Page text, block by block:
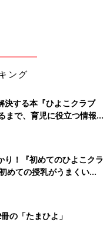
ング
決する本『ひよこクラブ
で、育児に役立つ情報が
り！『初めてのひよこクラ
めての授乳がうまくい
本と夏のトラブル 解決テ
の「たまひよ」